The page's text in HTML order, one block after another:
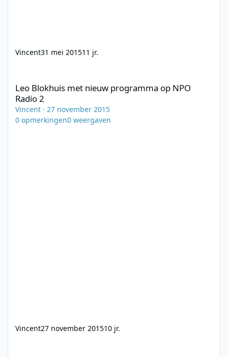
Vincent31 mei 201511 jr.
Leo Blokhuis met nieuw programma op NPO
Radio 2
Vincent · 27 november 2015
0 opmerkingen0 weergaven
Vincent27 november 201510 jr.